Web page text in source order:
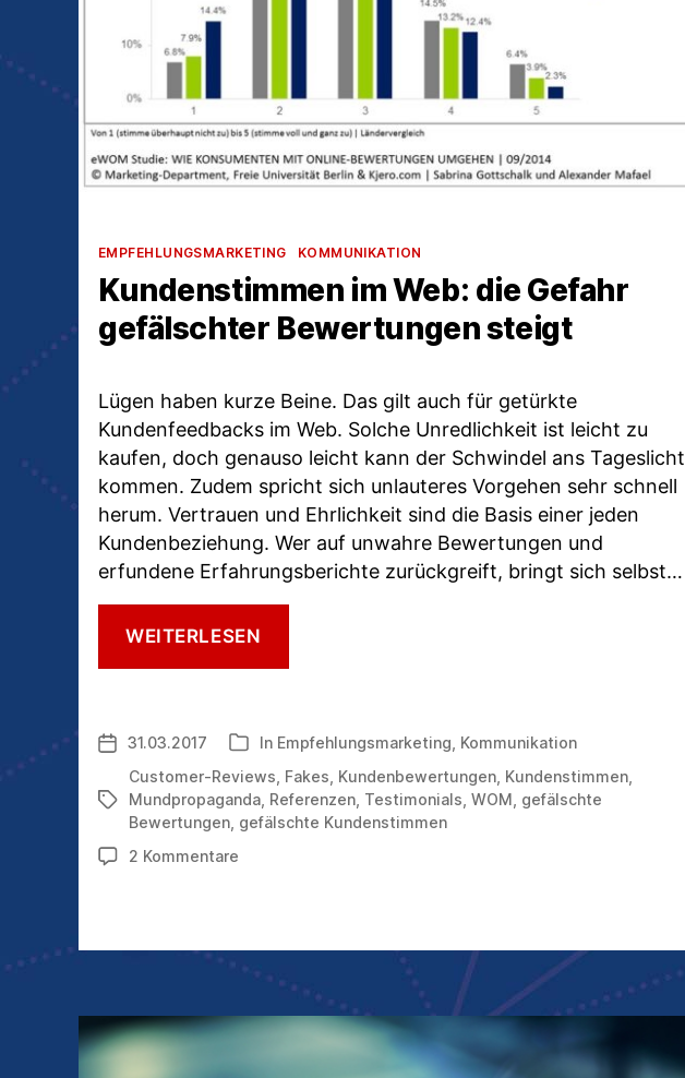
Kategorien
EMPFEHLUNGSMARKETING KOMMUNIKATION
Kundenstimmen im Web: die Gefahr
gefälschter Bewertungen steigt
Lügen haben kurze Beine. Das gilt auch für getürkte
Kundenfeedbacks im Web. Solche Unredlichkeit ist leicht zu
kaufen, doch genauso leicht kann der Schwindel ans Tageslicht
kommen. Zudem spricht sich unlauteres Vorgehen sehr schnell
herum. Vertrauen und Ehrlichkeit sind die Basis einer jeden
Kundenbeziehung. Wer auf unwahre Bewertungen und
erfundene Erfahrungsberichte zurückgreift, bringt sich selbst…
WEITERLESEN
GEFÄLSCHTER
BEWERTUNGEN
STEIGT
Veröffentlichungsdatum
31.03.2017 Kategorien
In Empfehlungsmarketing, Kommunikation
Schlagwörter
Customer-Reviews, Fakes, Kundenbewertungen, Kundenstimmen,
Mundpropaganda, Referenzen, Testimonials, WOM, gefälschte
Bewertungen, gefälschte Kundenstimmen
2 Kommentare
die
Gefahr
gefälschter
Bewertungen